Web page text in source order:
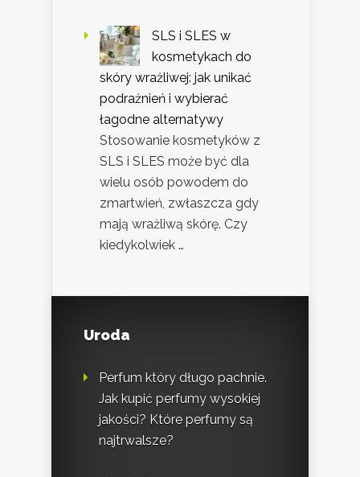
SLS i SLES w
kosmetykach do
skóry wrażliwej: jak unikać
podrażnień i wybierać
łagodne alternatywy
Stosowanie kosmetyków z
SLS i SLES może być dla
wielu osób powodem do
zmartwień, zwłaszcza gdy
mają wrażliwą skórę. Czy
kiedykolwiek …
Uroda
Perfum który długo pachnie.
Jak kupić perfumy wysokiej
jakości? Które perfumy są
najtrwalsze?